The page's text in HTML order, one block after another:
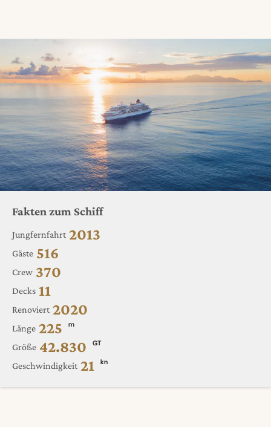
Fakten zum Schiff
Jungfernfahrt 2013
Gäste 516
Crew 370
Decks 11
Renoviert 2020
Länge 225 m
Größe 42.830 GT
Geschwindigkeit 21 kn